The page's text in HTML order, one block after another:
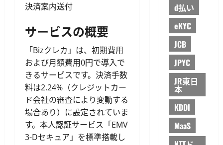
決済案内送付
サービスの概要
「Bizクレカ」は、初期費用
および月額費用0円で導入で
きるサービスです。決済手数
料は2.24%（クレジットカー
ド会社の審査により変動する
場合あり）に設定されていま
す。本人認証サービス「EMV
3-Dセキュア」を標準搭載し
d払い
eKYC
JCB
JPYC
JR東日
本
KDDI
MaaS